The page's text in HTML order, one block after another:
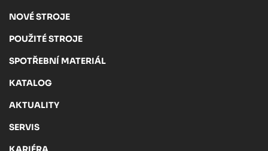
NOVÉ STROJE
POUŽITÉ STROJE
SPOTŘEBNÍ MATERIÁL
KATALOG
AKTUALITY
SERVIS